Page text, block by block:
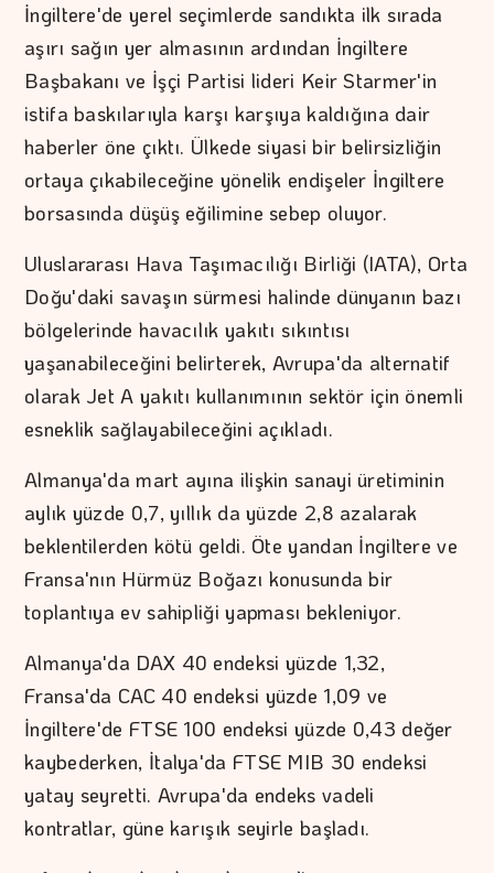
İngiltere'de yerel seçimlerde sandıkta ilk sırada
aşırı sağın yer almasının ardından İngiltere
Başbakanı ve İşçi Partisi lideri Keir Starmer'in
istifa baskılarıyla karşı karşıya kaldığına dair
haberler öne çıktı. Ülkede siyasi bir belirsizliğin
ortaya çıkabileceğine yönelik endişeler İngiltere
borsasında düşüş eğilimine sebep oluyor.
Uluslararası Hava Taşımacılığı Birliği (IATA), Orta
Doğu'daki savaşın sürmesi halinde dünyanın bazı
bölgelerinde havacılık yakıtı sıkıntısı
yaşanabileceğini belirterek, Avrupa'da alternatif
olarak Jet A yakıtı kullanımının sektör için önemli
esneklik sağlayabileceğini açıkladı.
Almanya'da mart ayına ilişkin sanayi üretiminin
aylık yüzde 0,7, yıllık da yüzde 2,8 azalarak
beklentilerden kötü geldi. Öte yandan İngiltere ve
Fransa'nın Hürmüz Boğazı konusunda bir
toplantıya ev sahipliği yapması bekleniyor.
Almanya'da DAX 40 endeksi yüzde 1,32,
Fransa'da CAC 40 endeksi yüzde 1,09 ve
İngiltere'de FTSE 100 endeksi yüzde 0,43 değer
kaybederken, İtalya'da FTSE MIB 30 endeksi
yatay seyretti. Avrupa'da endeks vadeli
kontratlar, güne karışık seyirle başladı.